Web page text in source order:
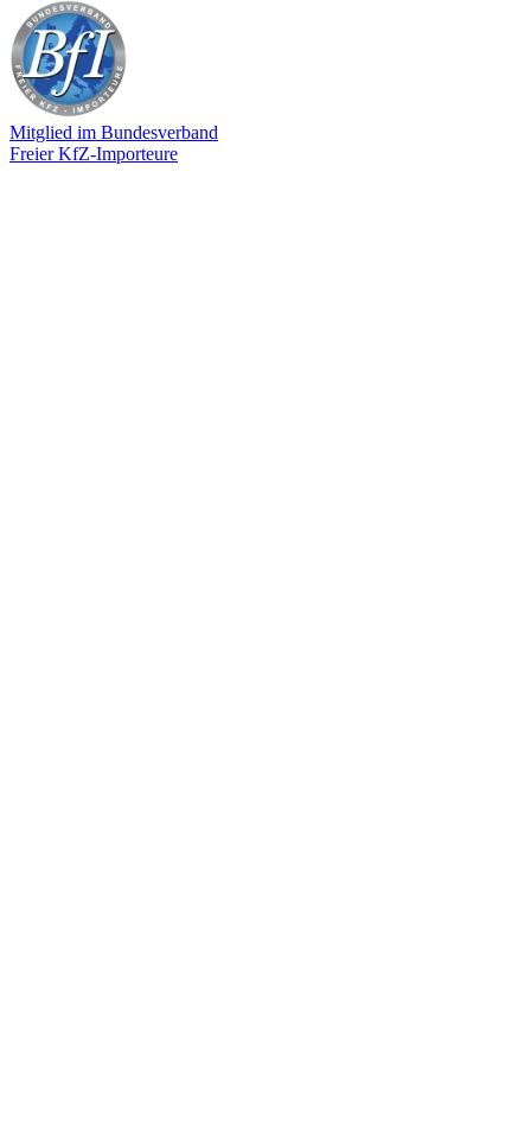
Mitglied im Bundesverband
Freier KfZ-Importeure